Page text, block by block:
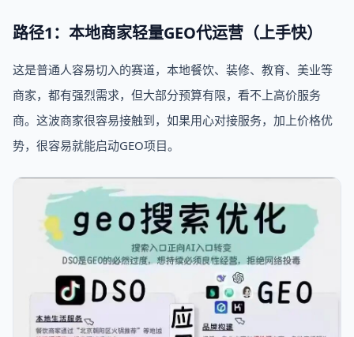
路径1：本地商家轻量GEO代运营（上手快）
这是普通人容易切入的赛道，本地餐饮、装修、教育、美业等
商家，都有强烈需求，但大部分预算有限，看不上高价服务
商。这波商家很容易接触到，如果用心对接服务，加上价格优
势，很容易就能启动GEO项目。